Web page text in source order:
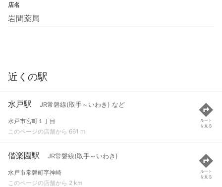
店名
岩間薬局
近くの駅
水戸駅 JR常磐線(取手～いわき) など
水戸市宮町１丁目
このページの店舗から 661 m
ルート
を見る
偕楽園駅 JR常磐線(取手～いわき)
水戸市常磐町字神崎
このページの店舗から 2 km
ルート
を見る